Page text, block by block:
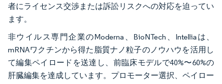
者にライセンス交渉または訴訟リスクへの対応を迫ってい
ます。
非ウイルス専門企業のModerna、BioNTech、Intelliaは、
mRNAワクチンから得た脂質ナノ粒子のノウハウを活用し
て編集ペイロードを送達し、前臨床モデルで40%〜60%の
肝臓編集を達成しています。プロモーター選択、ペイロー